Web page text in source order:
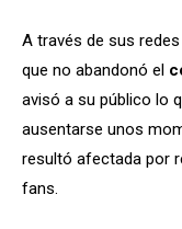
A través de sus
que no abandonó el
avisó a su público lo
ausentarse unos
resultó afectada por
fans.